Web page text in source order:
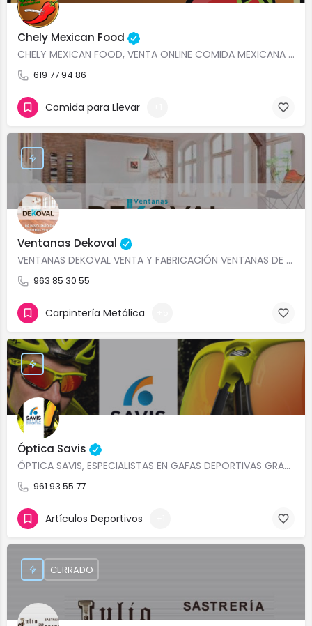
Chely Mexican Food
CHELY MEXICAN FOOD, VENTA ONLINE COMIDA MEXICANA AUTÉNTICA, COMPRAR COCHINITA PIBIL ONLINE, COMPRAR TINGA DE…
619 77 94 86
Comida para Llevar
Ventanas Dekoval
VENTANAS DEKOVAL VENTA Y FABRICACIÓN VENTANAS DE ALUMINIO DE CALIDAD VALENCIA VENTA E INSTALACIÓN VENTANAS EN…
963 85 30 55
Carpintería Metálica
Óptica Savis
ÓPTICA SAVIS, ESPECIALISTAS EN GAFAS DEPORTIVAS GRADUADAS VALENCIA GAFAS DEPORTIVAS RUDY PROJECT, ADIDAS,…
961 93 55 77
Artículos Deportivos
CERRADO